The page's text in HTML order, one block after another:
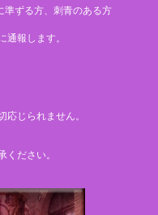
準ずる方、刺青のある方
報します。
じられません。
ください。